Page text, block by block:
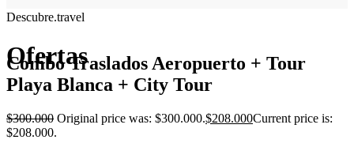
Descubre.travel
Ofertas
Combo Traslados Aeropuerto + Tour
Playa Blanca + City Tour
$300.000 Original price was: $300.000.$208.000Current price is:
$208.000.